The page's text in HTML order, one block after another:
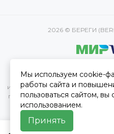
2026 © БЕРЕГИ
характеристик,
информационный характер и ни
публичной офертой,
Мы используем cookie-
работы сайта и
пользоваться сайтом, вы
использованием.
Принять